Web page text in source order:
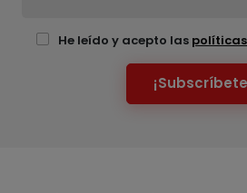
He leído y acepto las